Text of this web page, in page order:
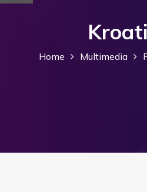
Home Multimedia